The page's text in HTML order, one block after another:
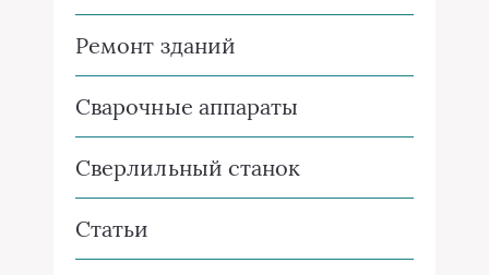
Ремонт зданий
Сварочные аппараты
Сверлильный станок
Статьи